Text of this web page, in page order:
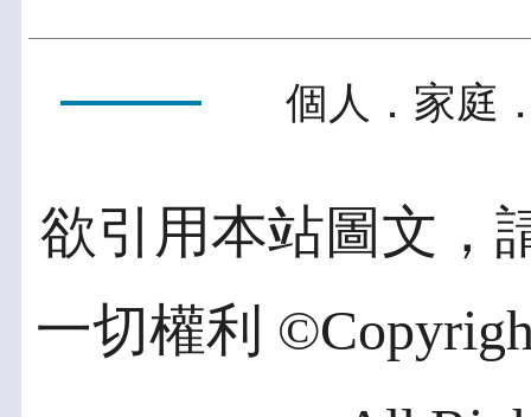
個人．家庭
欲引用本站圖文，
一切權利